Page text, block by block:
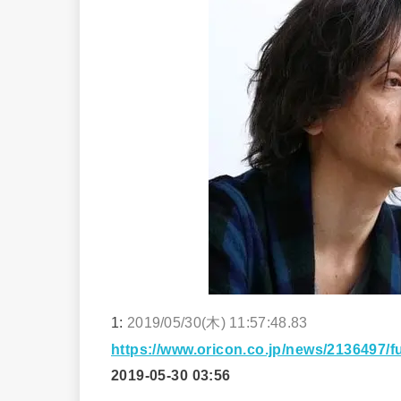
1: 2019/05/30(木) 11:57:48.83
https://www.oricon.co.jp/news/2136497/
2019-05-30 03:56